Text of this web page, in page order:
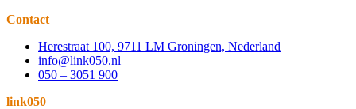
Contact
Herestraat 100, 9711 LM Groningen, Nederland
info@link050.nl
050 – 3051 900
link050